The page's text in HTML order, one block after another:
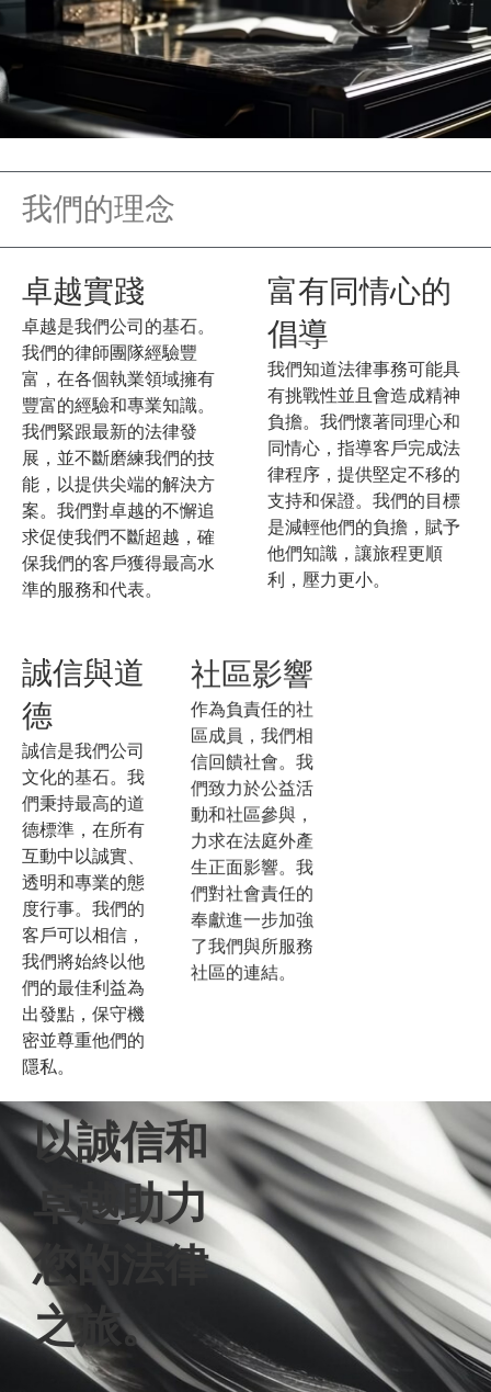
我們的理念
卓越實踐
卓越是我們公司的基石。
我們的律師團隊經驗豐
富，在各個執業領域擁有
豐富的經驗和專業知識。
我們緊跟最新的法律發
展，並不斷磨練我們的技
能，以提供尖端的解決方
案。我們對卓越的不懈追
求促使我們不斷超越，確
保我們的客戶獲得最高水
準的服務和代表。
富有同情心的
倡導
我們知道法律事務可能具
有挑戰性並且會造成精神
負擔。我們懷著同理心和
同情心，指導客戶完成法
律程序，提供堅定不移的
支持和保證。我們的目標
是減輕他們的負擔，賦予
他們知識，讓旅程更順
利，壓力更小。
誠信與道
德
誠信是我們公司
文化的基石。我
們秉持最高的道
德標準，在所有
互動中以誠實、
透明和專業的態
度行事。我們的
客戶可以相信，
我們將始終以他
們的最佳利益為
出發點，保守機
密並尊重他們的
隱私。
社區影響
作為負責任的社
區成員，我們相
信回饋社會。我
們致力於公益活
動和社區參與，
力求在法庭外產
生正面影響。我
們對社會責任的
奉獻進一步加強
了我們與所服務
社區的連結。
以誠信和
卓越助力
您的法律
之旅。